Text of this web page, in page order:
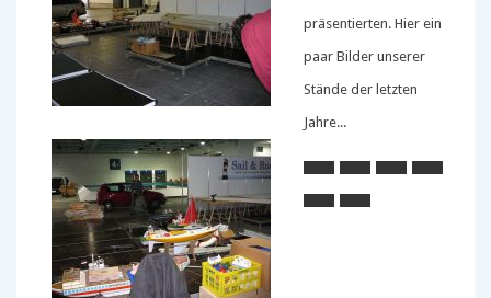
präsentierten. Hier ein
paar Bilder unserer
Stände der letzten
Jahre...